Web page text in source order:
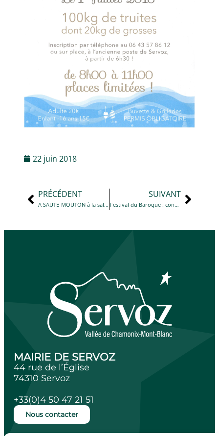
22 juin 2018
PRÉCÉDENT
A SAUTE-MOUTON à la salle des fêtes Jean Morel à 18 heures
SUIVANT
Festival du Baroque : concert UMAMI QUARTET à 21 h à l’église
MAIRIE DE SERVOZ
44 rue de l’Église
74310 Servoz
+33(0)4 50 47 21 51
Nous contacter